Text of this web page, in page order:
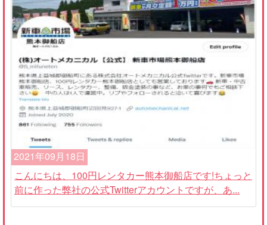
2021年09月18日
こんにちは、100円レンタカー熊本御船店です!ちょっと
前に作った弊社の公式Twitterアカウントですが、あ...